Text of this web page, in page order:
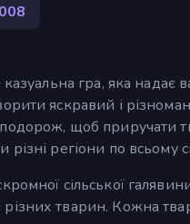
гра, яка надає
яскравий і
щоб приручати
різні регіони по всьому
сільської
тварин. Кожна